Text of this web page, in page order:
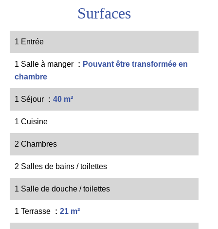
Surfaces
1 Entrée
1 Salle à manger
Pouvant être transformée en
chambre
1 Séjour 40 m²
1 Cuisine
2 Chambres
2 Salles de bains / toilettes
1 Salle de douche / toilettes
1 Terrasse 21 m²